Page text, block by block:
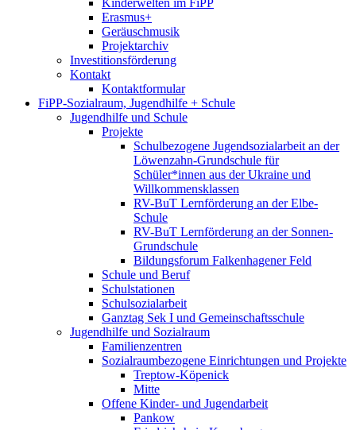
Erasmus+
Geräuschmusik
Projektarchiv
Investitionsförderung
Kontakt
Kontaktformular
FiPP-Sozialraum, Jugendhilfe + Schule
Jugendhilfe und Schule
Projekte
Schulbezogene Jugendsozialarbeit an der
Löwenzahn-Grundschule für
Schüler*innen aus der Ukraine und
Willkommensklassen
RV-BuT Lernförderung an der Elbe-
Schule
RV-BuT Lernförderung an der Sonnen-
Grundschule
Bildungsforum Falkenhagener Feld
Schule und Beruf
Schulstationen
Schulsozialarbeit
Ganztag Sek I und Gemeinschaftsschule
Jugendhilfe und Sozialraum
Familienzentren
Sozialraumbezogene Einrichtungen und Projekte
Treptow-Köpenick
Mitte
Offene Kinder- und Jugendarbeit
Pankow